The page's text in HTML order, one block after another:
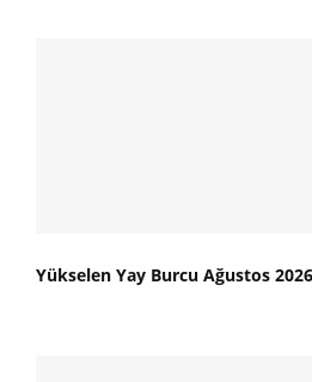
Yükselen Yay Burcu Ağustos